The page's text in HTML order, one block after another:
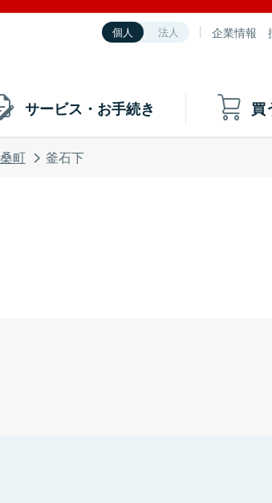
個人 法人 企業情報
サービス・お手続き 買
町 釜石下